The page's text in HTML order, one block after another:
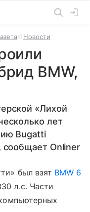
Новости
BMW,
«Лихой
лет
Bugatti
сообщает Onliner
был взят BMW 6
л.с. Части